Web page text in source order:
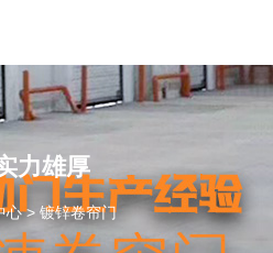
业从事自动门工业门类产品的生产
询！
的工业门 快速门
力雄厚
心 > 镀锌卷帘门